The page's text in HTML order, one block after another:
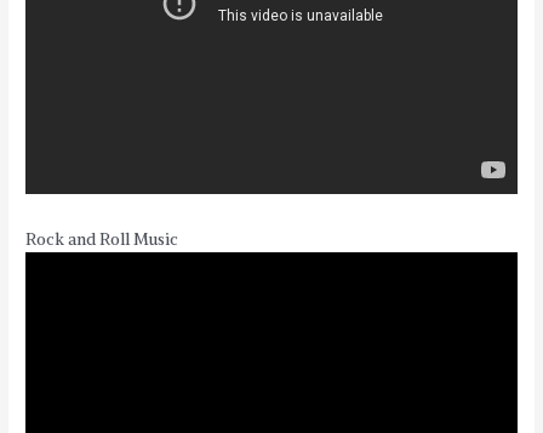
Rock and Roll Music